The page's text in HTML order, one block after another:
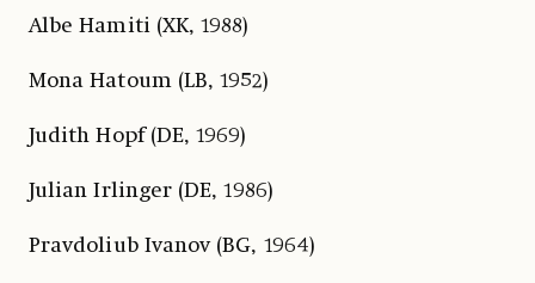
Albe Hamiti (XK, 1988)
Mona Hatoum (LB, 1952)
Judith Hopf (DE, 1969)
Julian Irlinger (DE, 1986)
Pravdoliub Ivanov (BG, 1964)